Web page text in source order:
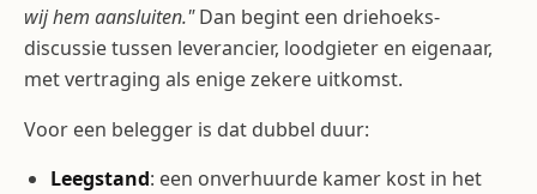
wij hem aansluiten."Dan begint een driehoeks-
discussie tussen leverancier, loodgieter en eigenaar,
met vertraging als enige zekere uitkomst.
Voor een belegger is dat dubbel duur:
Leegstand: een onverhuurde kamer kost in het